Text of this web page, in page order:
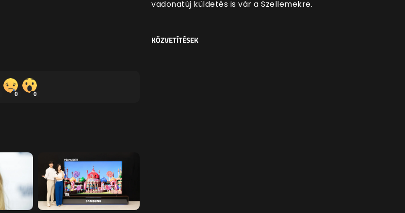
0 0
vadonatúj küldetés is vár a Szellemekre.
KÖZVETÍTÉSEK